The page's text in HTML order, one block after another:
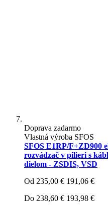
Doprava zadarmo
Vlastná výroba SFOS
SFOS E1RP/F+ZD900
rozvádzač v pilieri s
dielom - ZSDIS, VSD
Od 235,00 € 191,06 €
Do 238,60 € 193,98 €